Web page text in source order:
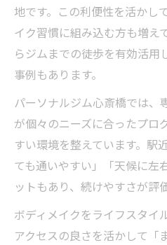
地です。この利便性を活かし
イク習慣に組み込む方も増え
らジムまでの徒歩を有効活用
事例もあります。
パーソナルジム心斎橋では、
が個々のニーズに合ったプロ
すい環境を整えています。駅
ても通いやすい」「天候に左
ットもあり、続けやすさが評
ボディメイクをライフスタイ
アクセスの良さを活かして「